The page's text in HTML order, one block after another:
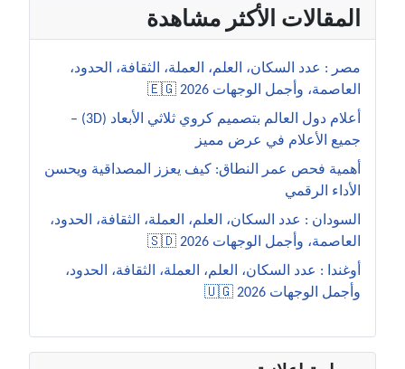
المقالات الأكثر مشاهدة
مصر : عدد السكان، العلم، العملة، الثقافة، الحدود،
العاصمة، وأجمل الوجهات 2026 🇪🇬
أعلام دول العالم بتصميم كروي ثلاثي الأبعاد (3D) –
جميع الأعلام في عرض مميز
أهمية فحص عمر النطاق: كيف يعزز المصداقية ويحسن
الأداء الرقمي
السودان : عدد السكان، العلم، العملة، الثقافة، الحدود،
العاصمة، وأجمل الوجهات 2026 🇸🇩
أوغندا : عدد السكان، العلم، العملة، الثقافة، الحدود،
وأجمل الوجهات 2026 🇺🇬